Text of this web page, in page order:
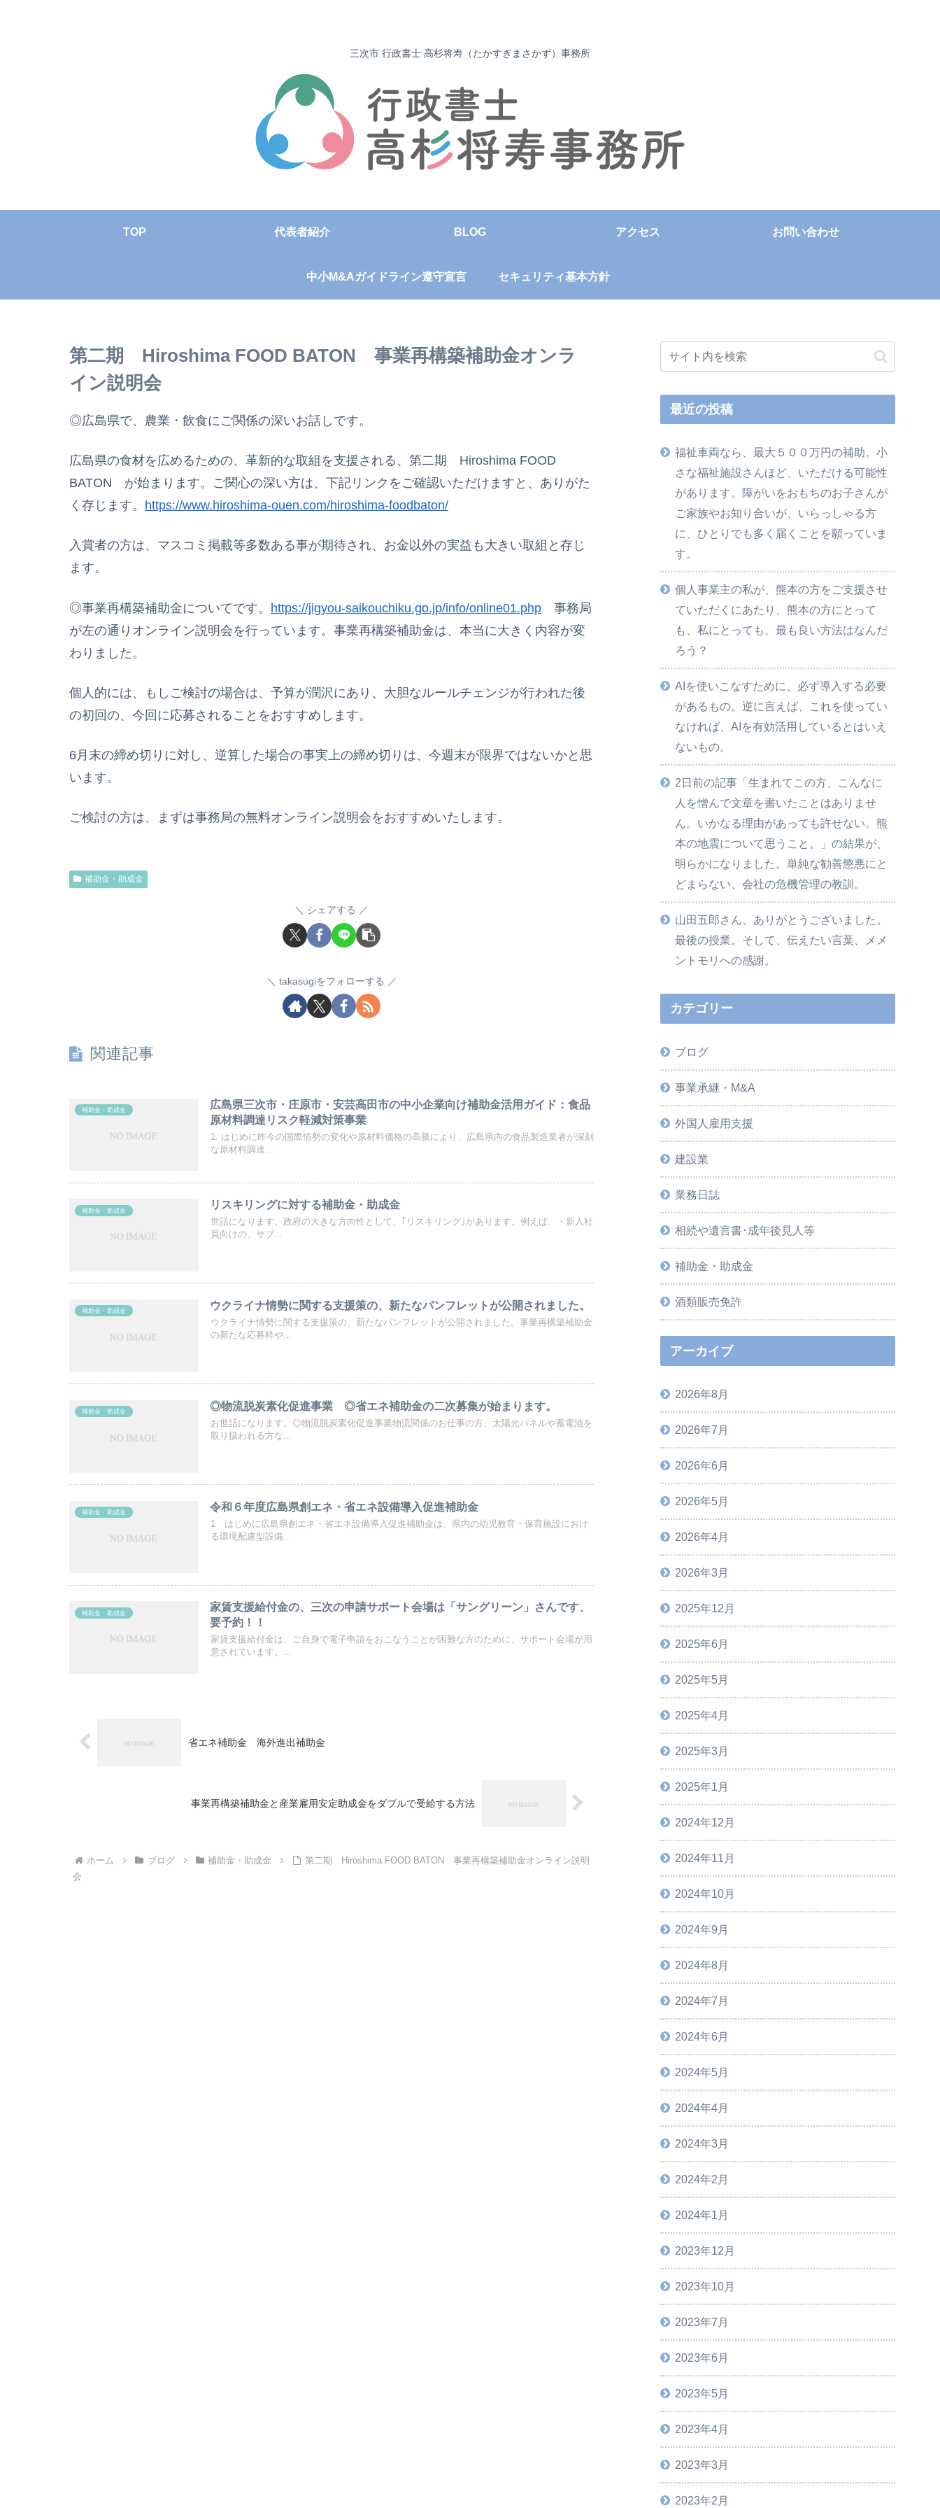
三次市 行政書士 高杉将寿（たかすぎまさかず）事務所
TOP 代表者紹介 BLOG アクセス お問い合わせ
中小M&Aガイドライン遵守宣言 セキュリティ基本方針
第二期 Hiroshima FOOD BATON 事業再構築補助金オンラ
イン説明会
◎広島県で、農業・飲食にご関係の深いお話しです。
広島県の食材を広めるための、革新的な取組を支援される、第二期 Hiroshima FOOD
BATON が始まります。ご関心の深い方は、下記リンクをご確認いただけますと、ありがた
く存じます。 https://www.hiroshima-ouen.com/hiroshima-foodbaton/
入賞者の方は、マスコミ掲載等多数ある事が期待され、お金以外の実益も大きい取組と存じ
ます。
◎事業再構築補助金についてです。 https://jigyou-saikouchiku.go.jp/info/online01.php 事務局
が左の通りオンライン説明会を行っています。事業再構築補助金は、本当に大きく内容が変
わりました。
個人的には、もしご検討の場合は、予算が潤沢にあり、大胆なルールチェンジが行われた後
の初回の、今回に応募されることをおすすめします。
6月末の締め切りに対し、逆算した場合の事実上の締め切りは、今週末が限界ではないかと思
います。
ご検討の方は、まずは事務局の無料オンライン説明会をおすすめいたします。
補助金・助成金
シェアする
takasugiをフォローする
関連記事
補助金・助成金
広島県三次市・庄原市・安芸高田市の中小企業向け補助金活用ガイド：食品
原材料調達リスク軽減対策事業
1. はじめに昨今の国際情勢の変化や原材料価格の高騰により、広島県内の食品製造業者が深刻
な原材料調達...
補助金・助成金 リスキリングに対する補助金・助成金
世話になります。政府の大きな方向性として、｢リスキリング｣があります。例えば、・新入社
員向けの、サブ...
補助金・助成金 ウクライナ情勢に関する支援策の、新たなパンフレットが公開されました。
ウクライナ情勢に関する支援策の、新たなパンフレットが公開されました。事業再構築補助金
の新たな応募枠や...
補助金・助成金 ◎物流脱炭素化促進事業 ◎省エネ補助金の二次募集が始まります。
お世話になります。◎物流脱炭素化促進事業物流関係のお仕事の方、太陽光パネルや蓄電池を
取り扱われる方な...
補助金・助成金 令和６年度広島県創エネ・省エネ設備導入促進補助金
1 はじめに広島県創エネ・省エネ設備導入促進補助金は、県内の幼児教育・保育施設におけ
る環境配慮型設備...
補助金・助成金
家賃支援給付金の、三次の申請サポート会場は「サングリーン」さんです、
要予約！！
家賃支援給付金は、ご自身で電子申請をおこなうことが困難な方のために、サポート会場が用
意されています。...
省エネ補助金 海外進出補助金
事業再構築補助金と産業雇用安定助成金をダブルで受給する方法
ホーム ブログ 補助金・助成金
第二期 Hiroshima FOOD BATON 事業再構築補助金オンライン説明
会
最近の投稿
福祉車両なら、最大５００万円の補助。小
さな福祉施設さんほど、いただける可能性
があります。障がいをおもちのお子さんが
ご家族やお知り合いが、いらっしゃる方
に、ひとりでも多く届くことを願っていま
す。
個人事業主の私が、熊本の方をご支援させ
ていただくにあたり、熊本の方にとって
も、私にとっても、最も良い方法はなんだ
ろう？
AIを使いこなすために、必ず導入する必要
があるもの。逆に言えば、これを使ってい
なければ、AIを有効活用しているとはいえ
ないもの。
2日前の記事「生まれてこの方、こんなに
人を憎んで文章を書いたことはありませ
ん。いかなる理由があっても許せない。熊
本の地震について思うこと。」の結果が、
明らかになりました。単純な勧善懲悪にと
どまらない、会社の危機管理の教訓。
山田五郎さん、ありがとうございました。
最後の授業。そして、伝えたい言葉、メメ
ントモリへの感謝。
カテゴリー
ブログ
事業承継・M&A
外国人雇用支援
建設業
業務日誌
相続や遺言書･成年後見人等
補助金・助成金
酒類販売免許
アーカイブ
2026年8月
2026年7月
2026年6月
2026年5月
2026年4月
2026年3月
2025年12月
2025年6月
2025年5月
2025年4月
2025年3月
2025年1月
2024年12月
2024年11月
2024年10月
2024年9月
2024年8月
2024年7月
2024年6月
2024年5月
2024年4月
2024年3月
2024年2月
2024年1月
2023年12月
2023年10月
2023年7月
2023年6月
2023年5月
2023年4月
2023年3月
2023年2月